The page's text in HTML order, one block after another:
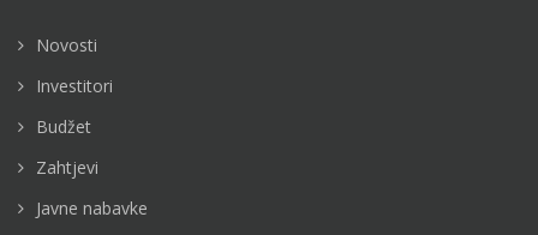
Novosti
Investitori
Budžet
Zahtjevi
Javne nabavke